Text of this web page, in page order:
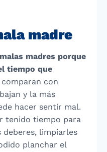
madre
madres porque
tiempo que
comparan con
y la más
hacer sentir mal.
tenido tiempo para
deberes, limpiarles
planchar el